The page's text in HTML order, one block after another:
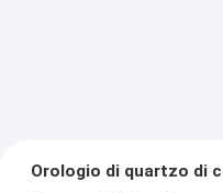
Orologio di quartzo di